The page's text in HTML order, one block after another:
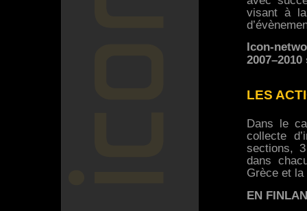
visant à
Icon-
LES
Dans le
collecte
sections,
dans
Grèce et la
EN